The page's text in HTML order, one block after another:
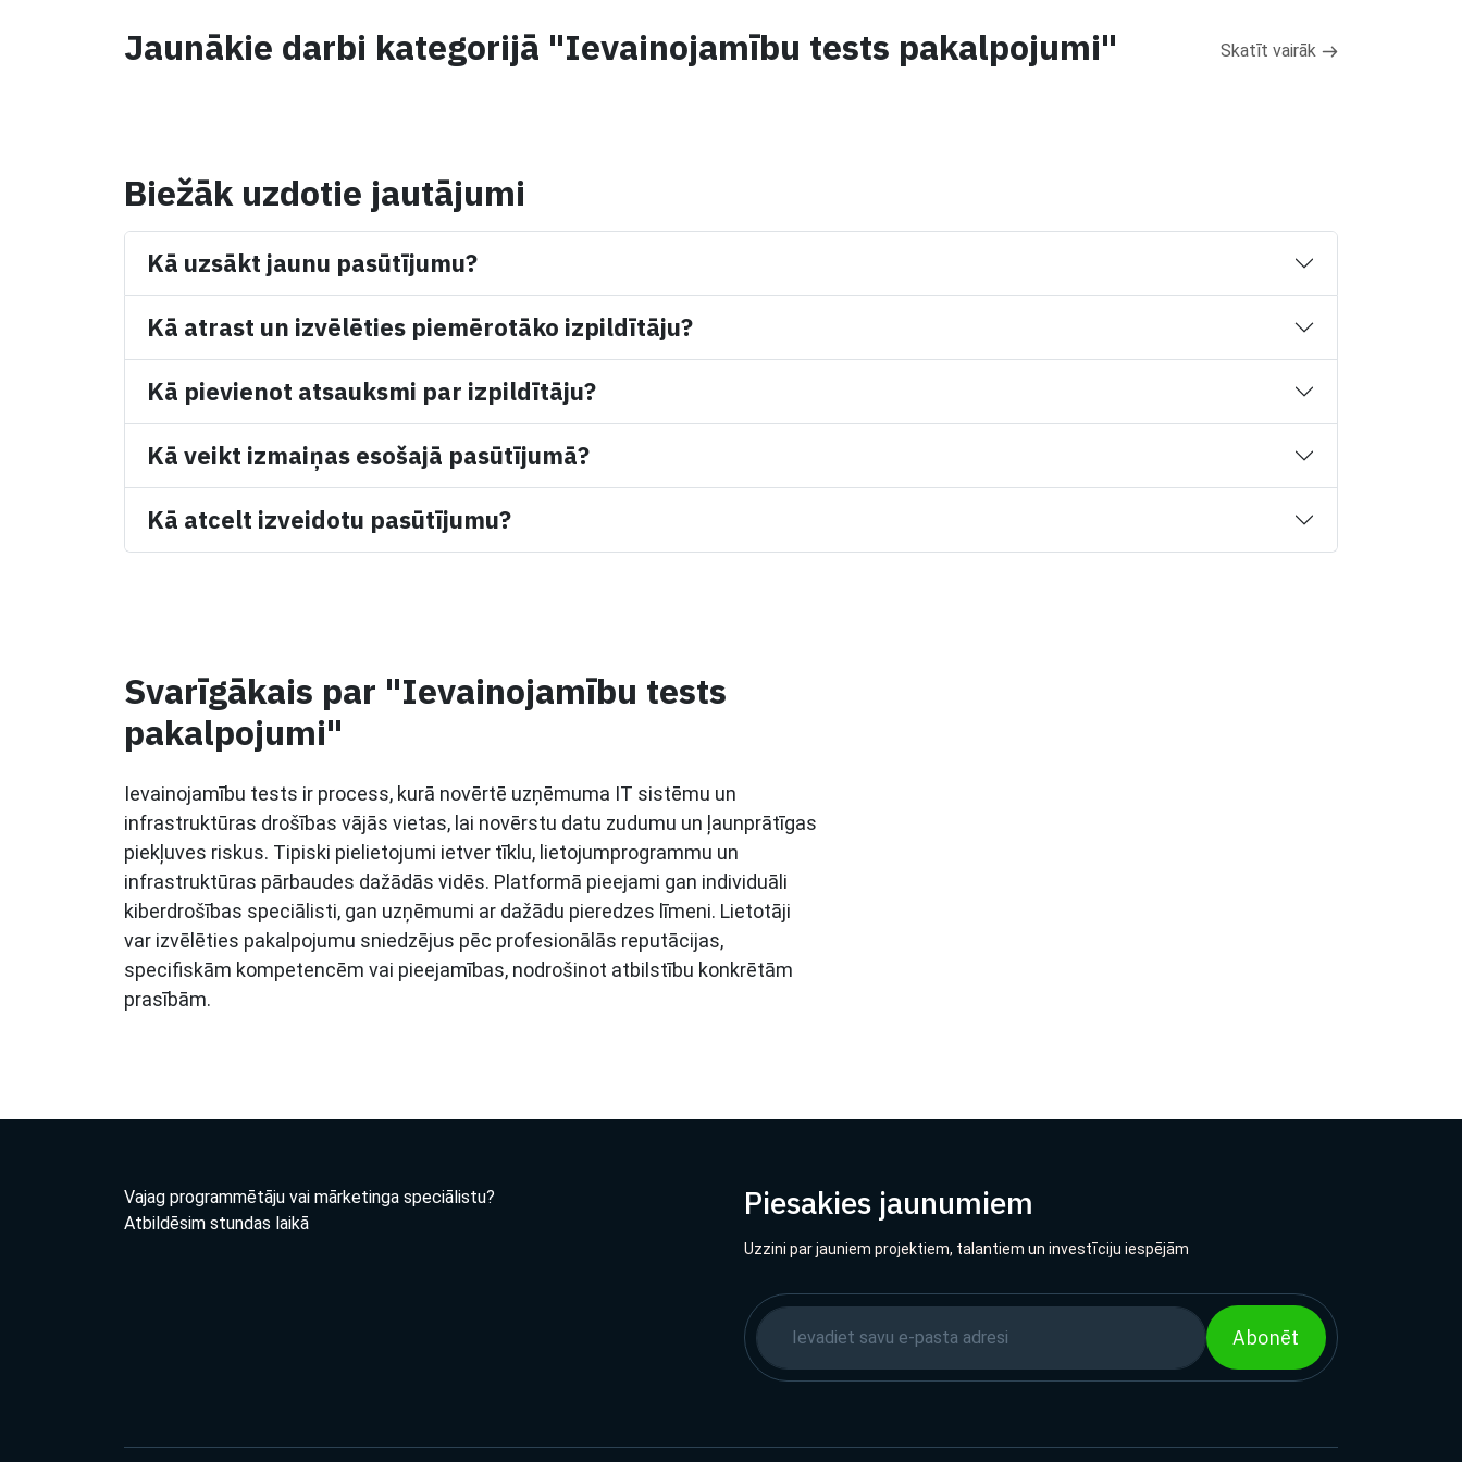
Jaunākie darbi kategorijā "Ievainojamību tests pakalpojumi" Skatīt vairāk
Biežāk uzdotie jautājumi
Kā uzsākt jaunu pasūtījumu?
Kā atrast un izvēlēties piemērotāko izpildītāju?
Kā pievienot atsauksmi par izpildītāju?
Kā veikt izmaiņas esošajā pasūtījumā?
Kā atcelt izveidotu pasūtījumu?
Svarīgākais par "Ievainojamību tests
pakalpojumi"
Ievainojamību tests ir process, kurā novērtē uzņēmuma IT sistēmu un
infrastruktūras drošības vājās vietas, lai novērstu datu zudumu un ļaunprātīgas
piekļuves riskus. Tipiski pielietojumi ietver tīklu, lietojumprogrammu un
infrastruktūras pārbaudes dažādās vidēs. Platformā pieejami gan individuāli
kiberdrošības speciālisti, gan uzņēmumi ar dažādu pieredzes līmeni. Lietotāji
var izvēlēties pakalpojumu sniedzējus pēc profesionālās reputācijas,
specifiskām kompetencēm vai pieejamības, nodrošinot atbilstību konkrētām
prasībām.
Vajag programmētāju vai mārketinga speciālistu?
Atbildēsim stundas laikā
Piesakies jaunumiem
Uzzini par jauniem projektiem, talantiem un investīciju iespējām
Abonēt